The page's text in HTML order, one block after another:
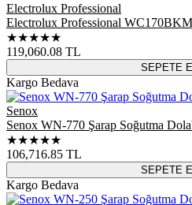
Electrolux Professional
Electrolux Professional
★★★★★
119,060.08 TL
SEPETE
Kargo Bedava
Senox
Senox WN-770 Şarap Soğutma
★★★★★
106,716.85 TL
SEPETE
Kargo Bedava